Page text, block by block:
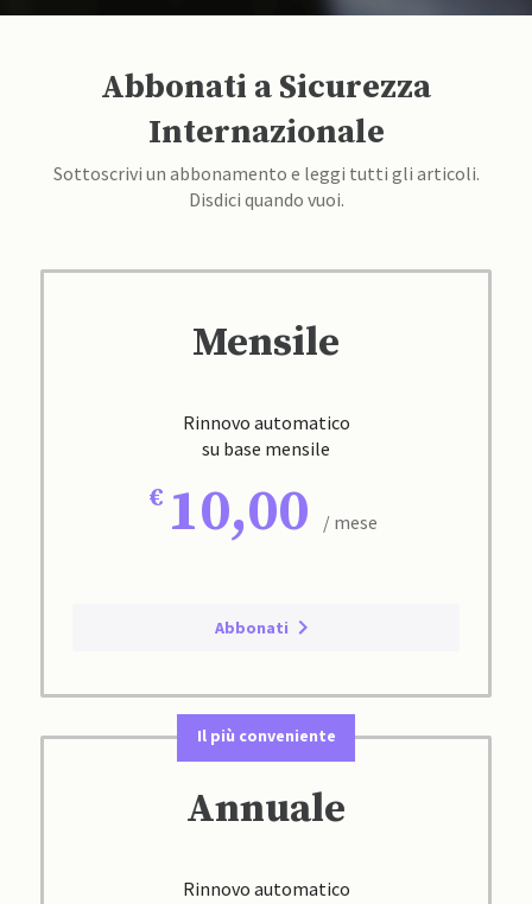
Abbonati a Sicurezza
Internazionale
Sottoscrivi un abbonamento e leggi tutti gli articoli.
Disdici quando vuoi.
Mensile
Rinnovo automatico
su base mensile
10,00 / mese
Abbonati
Il più conveniente
Annuale
Rinnovo automatico